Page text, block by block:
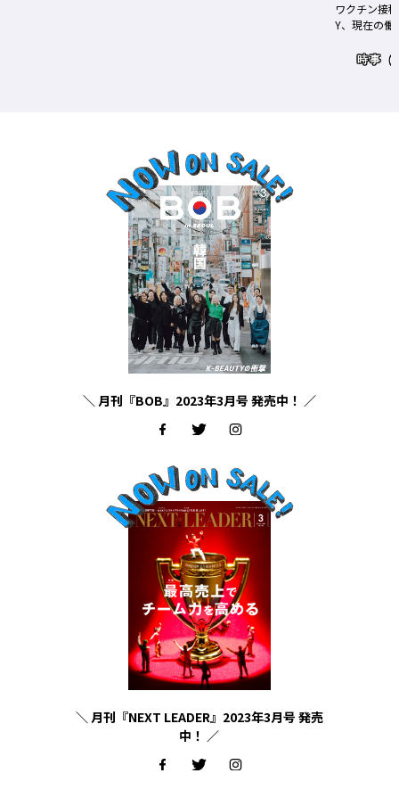
ワクチン接種が本格的に始まったN
Y、現在の働き方＆街の様子
時事（コロナもここ）
＼ 月刊『BOB』2023年3月号 発売中！ ／
＼ 月刊『NEXT LEADER』2023年3月号 発売
中！ ／